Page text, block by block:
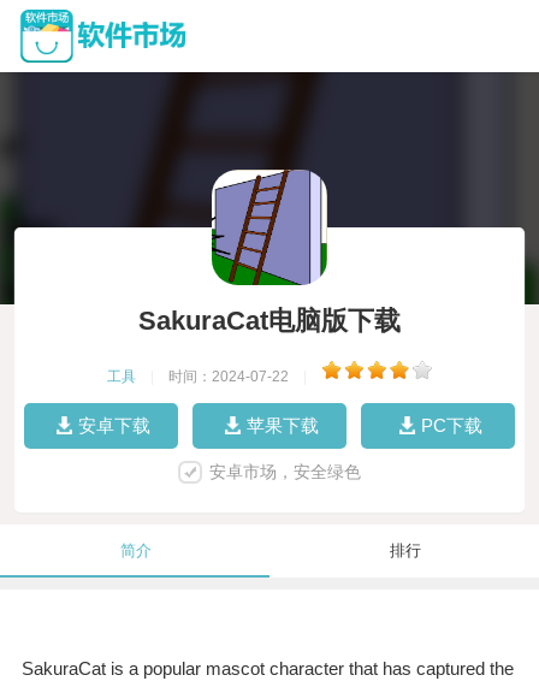
SakuraCat电脑版下载
工具 时间：2024-07-22
安卓下载 苹果下载 PC下载
安卓市场，安全绿色
简介 排行
SakuraCat is a popular mascot character that has captured the